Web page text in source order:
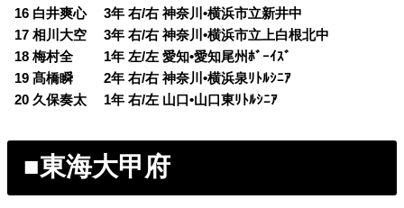
16 白井爽心 3年 右/右 神奈川•横浜市立新井中
17 相川大空 3年 右/右 神奈川•横浜市立上白根北中
18 梅村全 1年 左/左 愛知•愛知尾州ﾎﾞｰｲｽﾞ
19 髙橋瞬 2年 右/右 神奈川•横浜泉ﾘﾄﾙｼﾆｱ
20 久保奏太 1年 右/左 山口•山口東ﾘﾄﾙｼﾆｱ
■東海大甲府